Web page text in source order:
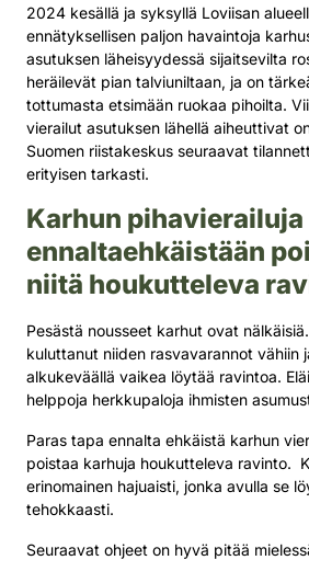
2024 kesällä ja syksyllä Loviisan
ennätyksellisen paljon havaintoja
asutuksen läheisyydessä sijaitsevilta
heräilevät pian talviuniltaan, ja on
tottumasta etsimään ruokaa pihoilta.
vierailut asutuksen lähellä aiheuttivat
Suomen riistakeskus seuraavat
erityisen tarkasti.
Karhun pihavierailuja
ennaltaehkäistään
niitä houkutteleva
Pesästä nousseet karhut ovat
kuluttanut niiden rasvavarannot vähiin
alkukeväällä vaikea löytää ravintoa.
helppoja herkkupaloja ihmisten
Paras tapa ennalta ehkäistä karhun
poistaa karhuja houkutteleva ravinto.
erinomainen hajuaisti, jonka avulla se
tehokkaasti.
Seuraavat ohjeet on hyvä pitää